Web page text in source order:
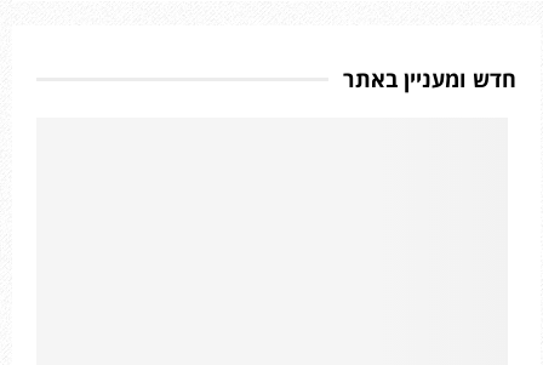
חדש ומעניין באתר